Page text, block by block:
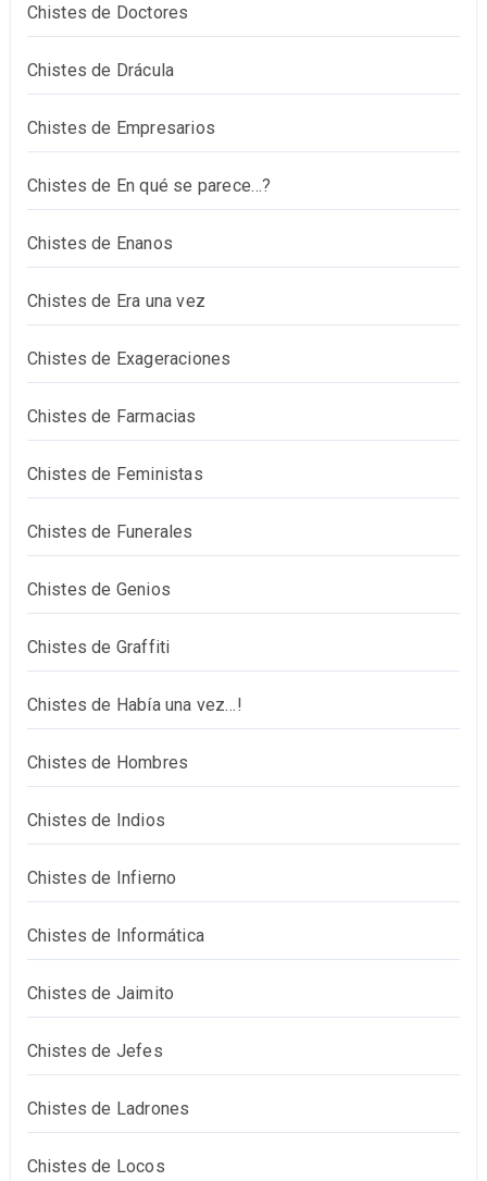
Chistes de Doctores
Chistes de Drácula
Chistes de Empresarios
Chistes de En qué se parece…?
Chistes de Enanos
Chistes de Era una vez
Chistes de Exageraciones
Chistes de Farmacias
Chistes de Feministas
Chistes de Funerales
Chistes de Genios
Chistes de Graffiti
Chistes de Había una vez…!
Chistes de Hombres
Chistes de Indios
Chistes de Infierno
Chistes de Informática
Chistes de Jaimito
Chistes de Jefes
Chistes de Ladrones
Chistes de Locos